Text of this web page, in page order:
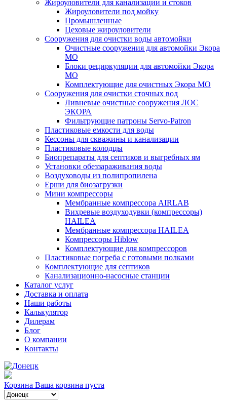
Жироуловители для канализации и стоков
Жироуловители под мойку
Промышленные
Цеховые жироуловители
Сооружения для очистки воды автомойки
Очистные сооружения для автомойки Экора
МО
Блоки рециркуляции для автомойки Экора
МО
Комплектующие для очистных Экора МО
Сооружения для очистки сточных вод
Ливневые очистные сооружения ЛОС
ЭКОРА
Фильтрующие патроны Servo-Patron
Пластиковые емкости для воды
Кессоны для скважины и канализации
Пластиковые колодцы
Биопрепараты для септиков и выгребных ям
Установки обеззараживания воды
Воздуховоды из полипропилена
Ерши для биозагрузки
Мини компрессоры
Мембранные компрессора AIRLAB
Вихревые воздуходувки (компрессоры)
HAILEA
Мембранные компрессора HAILEA
Компрессоры Hiblow
Комплектующие для компрессоров
Пластиковые погреба с готовыми полками
Комплектующие для септиков
Канализационно-насосные станции
Каталог услуг
Доставка и оплата
Наши работы
Калькулятор
Дилерам
Блог
О компании
Контакты
Корзина Ваша корзина пуста